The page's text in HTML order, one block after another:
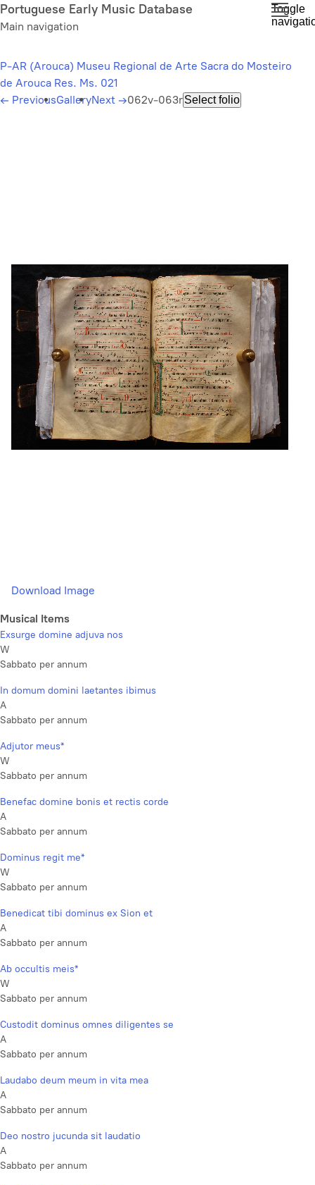
Skip
to
content
Portuguese Early Music Database
Main navigation
Toggle
P-AR (Arouca) Museu Regional de Arte Sacra do Mosteiro
de Arouca Res. Ms. 021
← PreviousGalleryNext →062v-063rSelect folio
Download Image
Musical Items
Exsurge domine adjuva nos
W
Sabbato per annum
In domum domini laetantes ibimus
A
Sabbato per annum
Adjutor meus*
W
Sabbato per annum
Benefac domine bonis et rectis corde
A
Sabbato per annum
Dominus regit me*
W
Sabbato per annum
Benedicat tibi dominus ex Sion et
A
Sabbato per annum
Ab occultis meis*
W
Sabbato per annum
Custodit dominus omnes diligentes se
A
Sabbato per annum
Laudabo deum meum in vita mea
A
Sabbato per annum
Deo nostro jucunda sit laudatio
A
Sabbato per annum